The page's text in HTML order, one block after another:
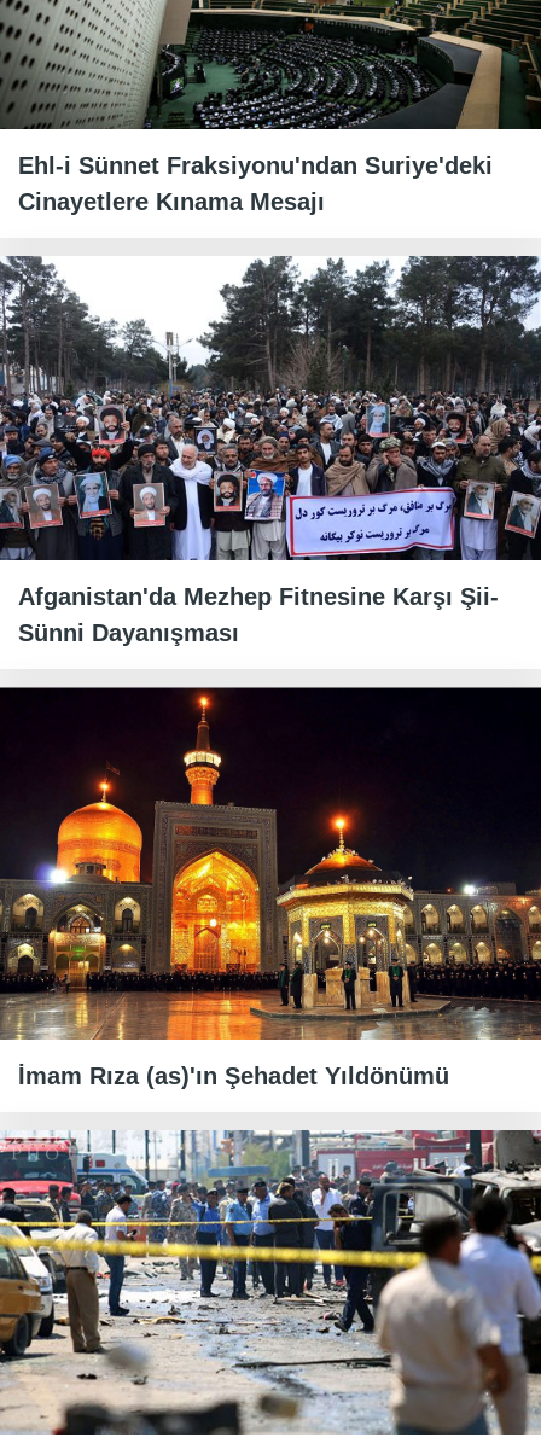
Ehl-i Sünnet Fraksiyonu'ndan Suriye'deki
Cinayetlere Kınama Mesajı
Afganistan'da Mezhep Fitnesine Karşı Şii-
Sünni Dayanışması
İmam Rıza (as)'ın Şehadet Yıldönümü